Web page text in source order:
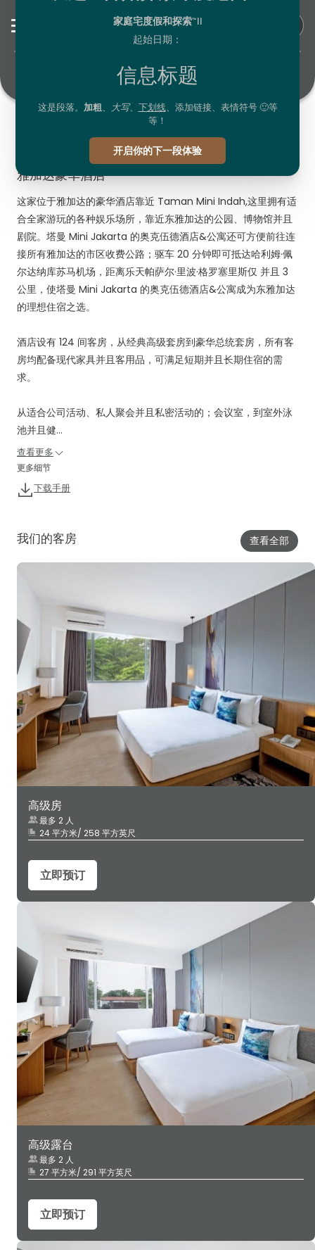
Oakwood Hotel & Apartments Taman Mini
雅加达豪华酒店
这家位于雅加达的豪华酒店靠近 Taman Mini Indah,这里拥有适
合全家游玩的各种娱乐场所，靠近东雅加达的公园、博物馆并且
剧院。塔曼 Mini Jakarta 的奥克伍德酒店&公寓还可方便前往连
接所有雅加达的市区收费公路；驱车 20 分钟即可抵达哈利姆·佩
尔达纳库苏马机场，距离乐天帕萨尔·里波·格罗塞里斯仅 并且 3
公里，使塔曼 Mini Jakarta 的奥克伍德酒店&公寓成为东雅加达
的理想住宿之选。
酒店设有 124 间客房，从经典高级套房到豪华总统套房，所有客
房均配备现代家具并且客用品，可满足短期并且长期住宿的需
求。
从适合公司活动、私人聚会并且私密活动的；会议室，到室外泳
池并且健...
查看更多
更多细节
下载手册
我们的客房 查看全部
高级房
最多 2 人
24 平方米/ 258 平方英尺
立即预订
高级露台
最多 2 人
27 平方米/ 291 平方英尺
立即预订